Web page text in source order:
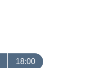
18:00